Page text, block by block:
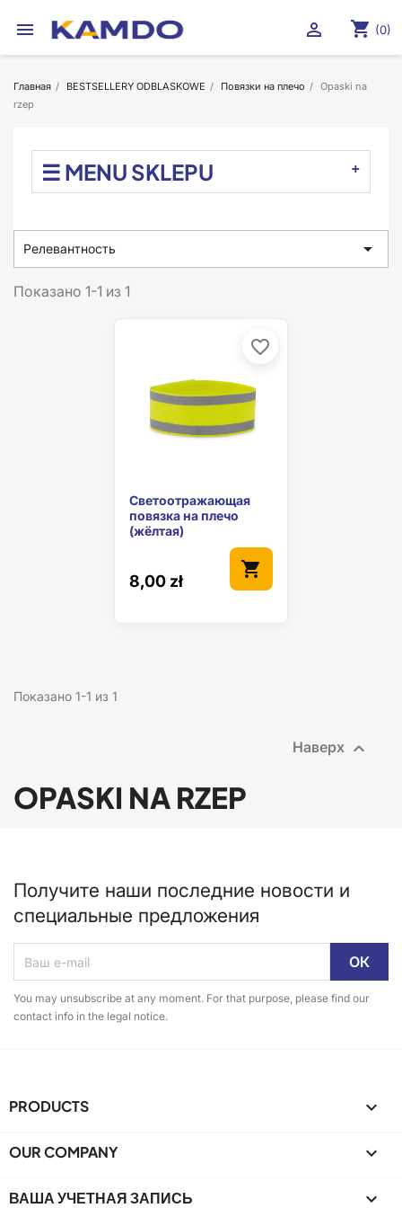
 shopping_cart (0)

Главная BESTSELLERY ODBLASKOWE Повязки на плечо
Opaski na
rzep
☰ MENU SKLEPU
Релевантность 
Показано 1-1 из 1
Светоотражающая
повязка на плечо
(жёлтая)
8,00 zł
shopping_cart
favorite_border
Показано 1-1 из 1
Наверх 
OPASKI NA RZEP
Получите наши последние новости и
специальные предложения
You may unsubscribe at any moment. For that purpose, please find our
contact info in the legal notice.
PRODUCTS 
OUR COMPANY 
ВАША УЧЕТНАЯ ЗАПИСЬ 